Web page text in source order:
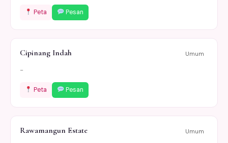
Peta Pesan
Cipinang Indah Umum
-
Peta Pesan
Rawamangun Estate Umum